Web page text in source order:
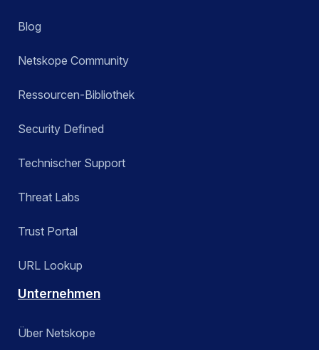
Blog
Netskope Community
Ressourcen-Bibliothek
Security Defined
Technischer Support
Threat Labs
Trust Portal
URL Lookup
Unternehmen
Über Netskope